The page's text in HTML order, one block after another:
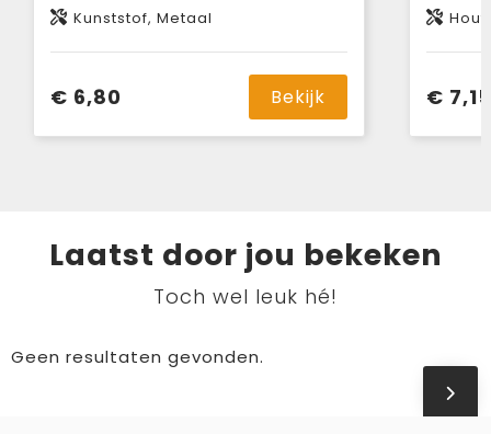
Kunststof, Metaal
€ 6,80 Bekijk € 7,15
Laatst door jou bekeken
Toch wel leuk hé!
Geen resultaten gevonden.